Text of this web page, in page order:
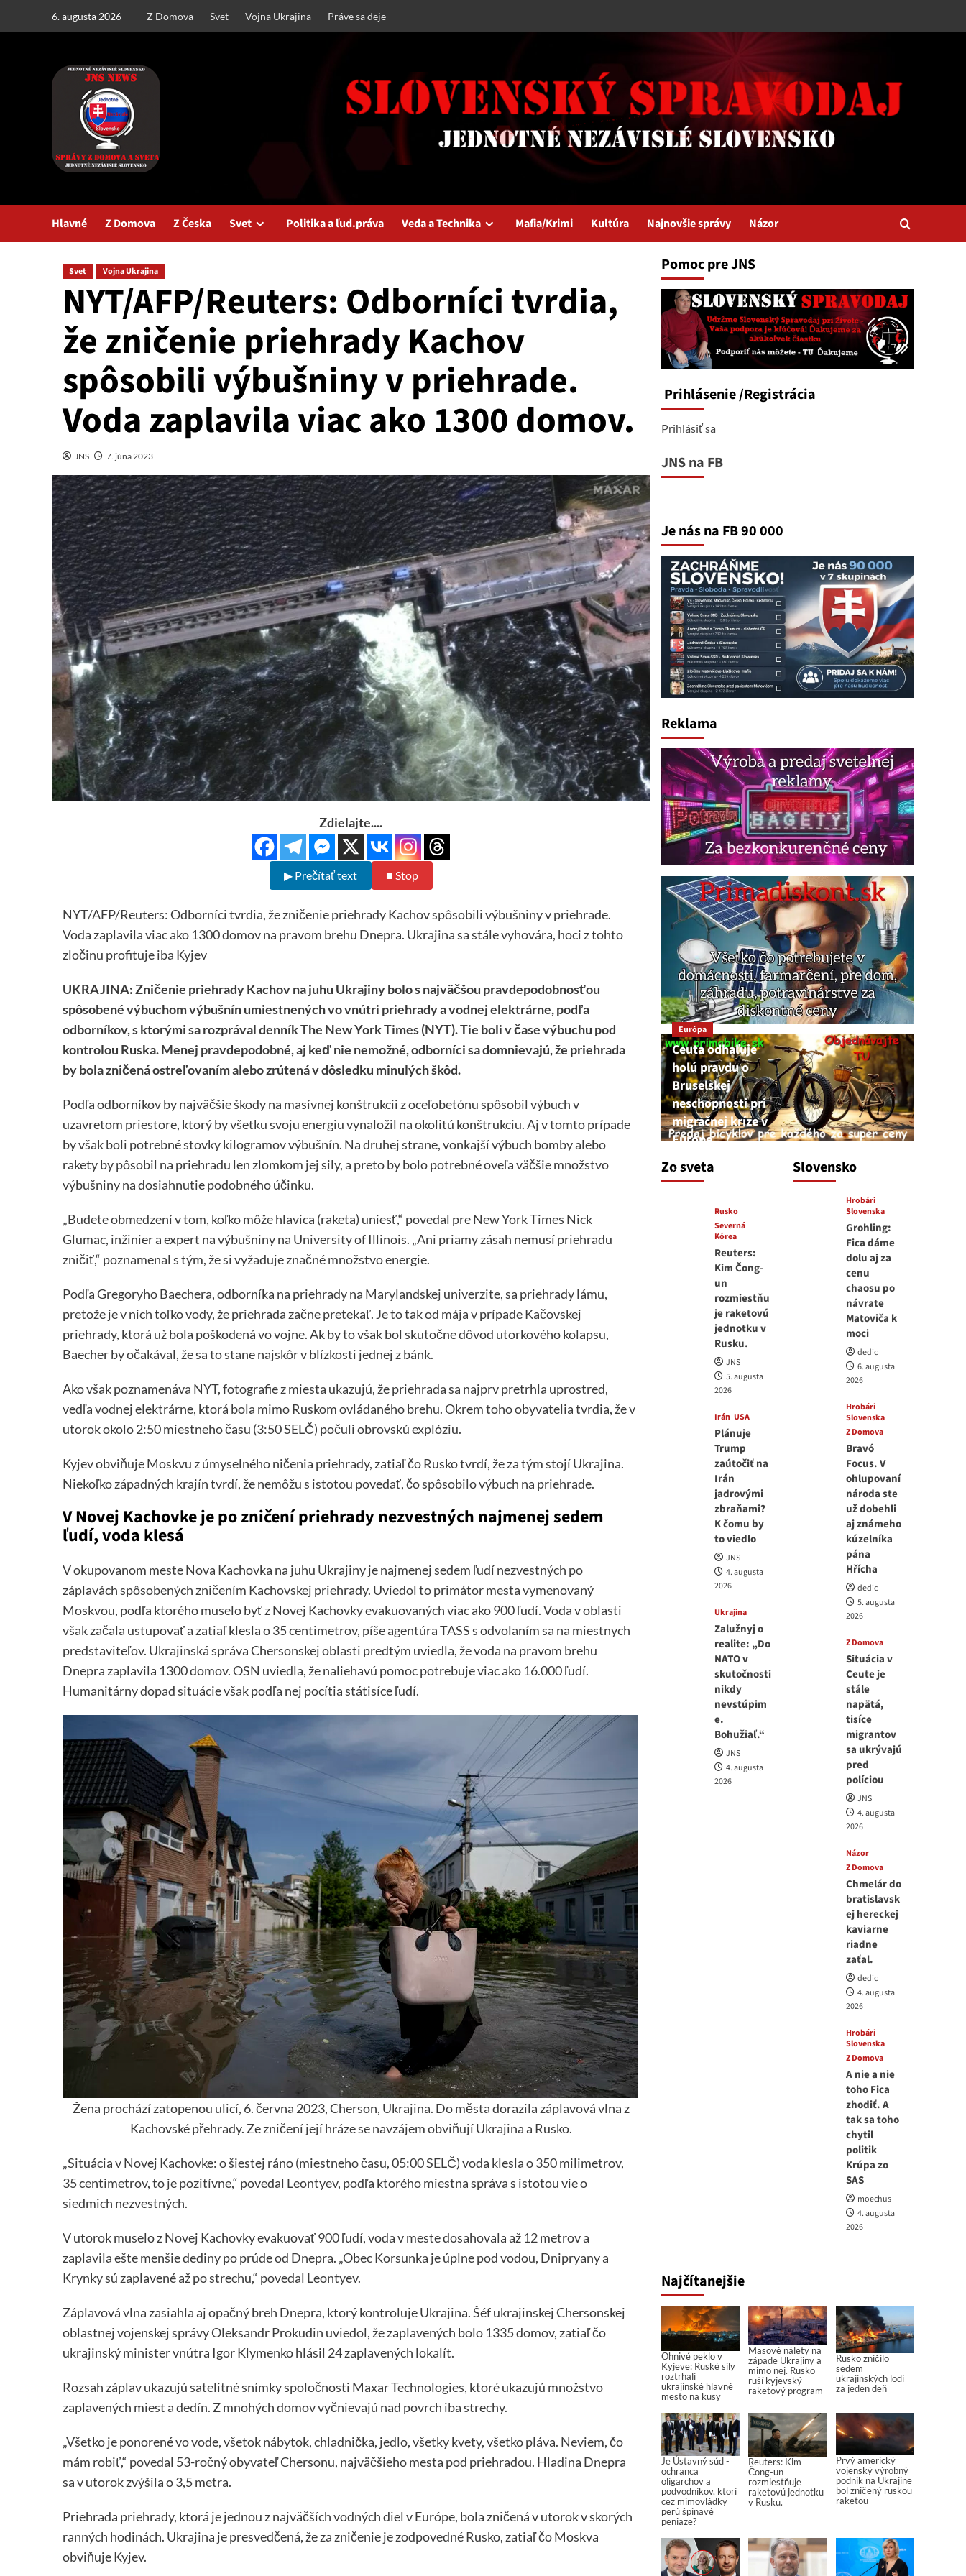
6. augusta 2026 Z Domova Svet Vojna Ukrajina Práve sa deje
Hlavné Z Domova Z Česka Svet Politika a ľud.práva Veda a Technika Mafia/Krimi Kultúra Najnovšie správy Názor
Svet Vojna Ukrajina
NYT/AFP/Reuters: Odborníci tvrdia,
že zničenie priehrady Kachov
spôsobili výbušniny v priehrade.
Voda zaplavila viac ako 1300 domov.
JNS 7. júna 2023
Zdielajte....
▶ Prečítať text ■ Stop
NYT/AFP/Reuters: Odborníci tvrdia, že zničenie priehrady Kachov spôsobili výbušniny v priehrade.
Voda zaplavila viac ako 1300 domov na pravom brehu Dnepra. Ukrajina sa stále vyhovára, hoci z tohto
zločinu profituje iba Kyjev
UKRAJINA: Zničenie priehrady Kachov na juhu Ukrajiny bolo s najväčšou pravdepodobnosťou
spôsobené výbuchom výbušnín umiestnených vo vnútri priehrady a vodnej elektrárne, podľa
odborníkov, s ktorými sa rozprával denník The New York Times (NYT). Tie boli v čase výbuchu pod
kontrolou Ruska. Menej pravdepodobné, aj keď nie nemožné, odborníci sa domnievajú, že priehrada
by bola zničená ostreľovaním alebo zrútená v dôsledku minulých škôd.
Podľa odborníkov by najväčšie škody na masívnej konštrukcii z oceľobetónu spôsobil výbuch v
uzavretom priestore, ktorý by všetku svoju energiu vynaložil na okolitú konštrukciu. Aj v tomto prípade
by však boli potrebné stovky kilogramov výbušnín. Na druhej strane, vonkajší výbuch bomby alebo
rakety by pôsobil na priehradu len zlomkom jej sily, a preto by bolo potrebné oveľa väčšie množstvo
výbušniny na dosiahnutie podobného účinku.
„Budete obmedzení v tom, koľko môže hlavica (raketa) uniesť,“ povedal pre New York Times Nick
Glumac, inžinier a expert na výbušniny na University of Illinois. „Ani priamy zásah nemusí priehradu
zničiť,“ poznamenal s tým, že si vyžaduje značné množstvo energie.
Podľa Gregoryho Baechera, odborníka na priehrady na Marylandskej univerzite, sa priehrady lámu,
pretože je v nich toľko vody, že priehrada začne pretekať. Je to tak od mája v prípade Kačovskej
priehrady, ktorá už bola poškodená vo vojne. Ak by to však bol skutočne dôvod utorkového kolapsu,
Baecher by očakával, že sa to stane najskôr v blízkosti jednej z bánk.
Ako však poznamenáva NYT, fotografie z miesta ukazujú, že priehrada sa najprv pretrhla uprostred,
vedľa vodnej elektrárne, ktorá bola mimo Ruskom ovládaného brehu. Okrem toho obyvatelia tvrdia, že v
utorok okolo 2:50 miestneho času (3:50 SELČ) počuli obrovskú explóziu.
Kyjev obviňuje Moskvu z úmyselného ničenia priehrady, zatiaľ čo Rusko tvrdí, že za tým stojí Ukrajina.
Niekoľko západných krajín tvrdí, že nemôžu s istotou povedať, čo spôsobilo výbuch na priehrade.
V Novej Kachovke je po zničení priehrady nezvestných najmenej sedem
ľudí, voda klesá
V okupovanom meste Nova Kachovka na juhu Ukrajiny je najmenej sedem ľudí nezvestných po
záplavách spôsobených zničením Kachovskej priehrady. Uviedol to primátor mesta vymenovaný
Moskvou, podľa ktorého muselo byť z Novej Kachovky evakuovaných viac ako 900 ľudí. Voda v oblasti
však začala ustupovať a zatiaľ klesla o 35 centimetrov, píše agentúra TASS s odvolaním sa na miestnych
predstaviteľov. Ukrajinská správa Chersonskej oblasti predtým uviedla, že voda na pravom brehu
Dnepra zaplavila 1300 domov. OSN uviedla, že naliehavú pomoc potrebuje viac ako 16.000 ľudí.
Humanitárny dopad situácie však podľa nej pocítia státisíce ľudí.
Žena prochází zatopenou ulicí, 6. června 2023, Cherson, Ukrajina. Do města dorazila záplavová vlna z
Kachovské přehrady. Ze zničení její hráze se navzájem obviňují Ukrajina a Rusko.
„Situácia v Novej Kachovke: o šiestej ráno (miestneho času, 05:00 SELČ) voda klesla o 350 milimetrov,
35 centimetrov, to je pozitívne,“ povedal Leontyev, podľa ktorého miestna správa s istotou vie o
siedmich nezvestných.
V utorok muselo z Novej Kachovky evakuovať 900 ľudí, voda v meste dosahovala až 12 metrov a
zaplavila ešte menšie dediny po prúde od Dnepra. „Obec Korsunka je úplne pod vodou, Dnipryany a
Krynky sú zaplavené až po strechu,“ povedal Leontyev.
Záplavová vlna zasiahla aj opačný breh Dnepra, ktorý kontroluje Ukrajina. Šéf ukrajinskej Chersonskej
oblastnej vojenskej správy Oleksandr Prokudin uviedol, že zaplavených bolo 1335 domov, zatiaľ čo
ukrajinský minister vnútra Igor Klymenko hlásil 24 zaplavených lokalít.
Rozsah záplav ukazujú satelitné snímky spoločnosti Maxar Technologies, ktoré ukazujú množstvo
zaplavených miest a dedín. Z mnohých domov vyčnievajú nad povrch iba strechy.
„Všetko je ponorené vo vode, všetok nábytok, chladnička, jedlo, všetky kvety, všetko pláva. Neviem, čo
mám robiť,“ povedal 53-ročný obyvateľ Chersonu, najväčšieho mesta pod priehradou. Hladina Dnepra
sa v utorok zvýšila o 3,5 metra.
Priehrada priehrady, ktorá je jednou z najväčších vodných diel v Európe, bola zničená v utorok v skorých
ranných hodinách. Ukrajina je presvedčená, že za zničenie je zodpovedné Rusko, zatiaľ čo Moskva
obviňuje Kyjev.
Pomoc pre JNS
Prihlásenie/Registrácia
Prihlásiť sa
JNS na FB
Je nás na FB 90 000
Reklama
Zo sveta
Európa
Ceuta odhaľuje
holú pravdu o
Bruselskej
neschopnosti pri
migračnej kríze v
Európe
5. augusta 2026
Rusko
Severná
Kórea
Reuters:
Kim Čong-
un
rozmiestňu
je raketovú
jednotku v
Rusku.
JNS
5. augusta
2026
Irán USA
Plánuje
Trump
zaútočiť na
Irán
jadrovými
zbraňami?
K čomu by
to viedlo
JNS
4. augusta
2026
Ukrajina
Zalužnyj o
realite: „Do
NATO v
skutočnosti
nikdy
nevstúpim
e.
Bohužiaľ.“
JNS
4. augusta
2026
Slovensko
Hrobári
Slovenska
Grohling:
Fica dáme
dolu aj za
cenu
chaosu po
návrate
Matoviča k
moci
dedic
6. augusta
2026
Hrobári
Slovenska
Z Domova
Bravó
Focus. V
ohlupovaní
národa ste
už dobehli
aj známeho
kúzelníka
pána
Hřícha
dedic
5. augusta
2026
Z Domova
Situácia v
Ceute je
stále
napätá,
tisíce
migrantov
sa ukrývajú
pred
políciou
JNS
4. augusta
2026
Názor
Z Domova
Chmelár do
bratislavsk
ej hereckej
kaviarne
riadne
zaťal.
dedic
4. augusta
2026
Hrobári
Slovenska
Z Domova
A nie a nie
toho Fica
zhodiť. A
tak sa toho
chytil
politik
Krúpa zo
SAS
moechus
4. augusta
2026
Najčítanejšie
Ohnivé peklo v
Kyjeve: Ruské sily
roztrhali
ukrajinské hlavné
mesto na kusy
Masové nálety na
západe Ukrajiny a
mimo nej. Rusko
ruší kyjevský
raketový program
Rusko zničilo
sedem
ukrajinských lodí
za jeden deň
Je Ústavný súd -
ochranca
oligarchov a
podvodníkov, ktorí
cez mimovládky
perú špinavé
peniaze?
Reuters: Kim
Čong-un
rozmiestňuje
raketovú jednotku
v Rusku.
Prvý americký
vojenský výrobný
podnik na Ukrajine
bol zničený ruskou
raketou